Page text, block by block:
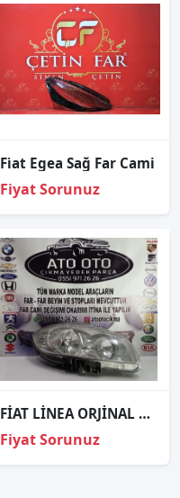
Fi̇at Egea Sağ Far Cami
Fiyat Sorunuz
FİAT LİNEA ORJİNAL ÇIKMA PARÇA SAĞ FAR
Fiyat Sorunuz